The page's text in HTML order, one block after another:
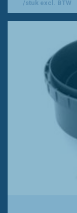
/stuk excl. BTW